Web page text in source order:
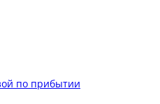
по прибытии